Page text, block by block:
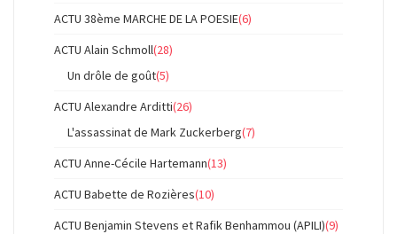
ACTU 38ème MARCHE DE LA POESIE(6)
ACTU Alain Schmoll(28)
Un drôle de goût(5)
ACTU Alexandre Arditti(26)
L'assassinat de Mark Zuckerberg(7)
ACTU Anne-Cécile Hartemann(13)
ACTU Babette de Rozières(10)
ACTU Benjamin Stevens et Rafik Benhammou (APILI)(9)